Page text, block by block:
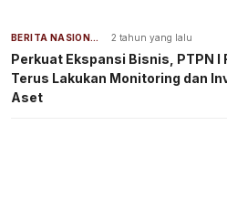
BERITA NASIONAL 2 tahun yang lalu
Perkuat Ekspansi Bisnis, PTPN I
Terus Lakukan Monitoring dan
Aset